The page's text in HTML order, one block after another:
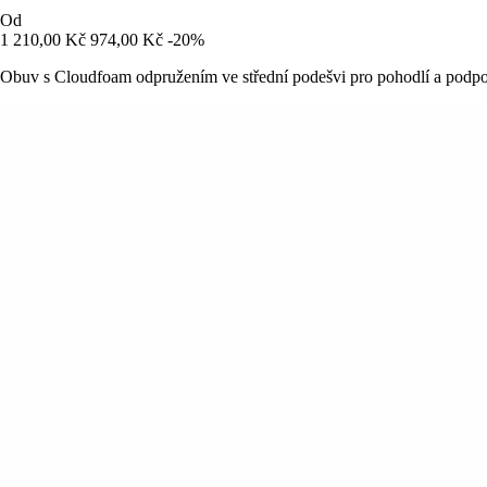
Od
1 210,00 Kč 974,00 Kč -20%
Obuv s Cloudfoam odpružením ve střední podešvi pro pohodlí a